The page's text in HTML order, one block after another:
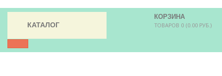
КОРЗИНА
ТОВАРОВ 0 (0.00 РУБ.)
КАТАЛОГ